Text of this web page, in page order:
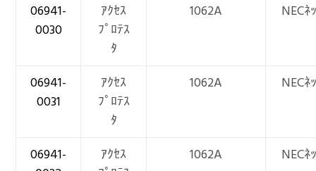
06941-
0030
ｱｸｾｽ
ﾌﾟﾛﾃｽ
ﾀ
1062A NECﾈ
06941-
0031
ｱｸｾｽ
ﾌﾟﾛﾃｽ
ﾀ
1062A NECﾈ
06941-
ｱｸｾｽ
1062A NECﾈ